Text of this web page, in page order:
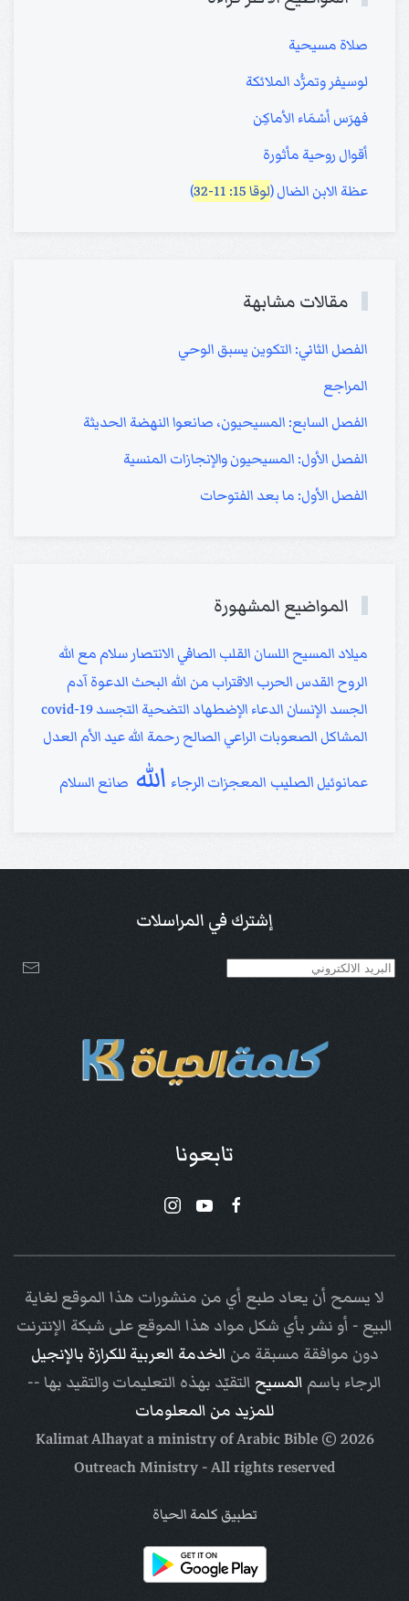
صلاة مسيحية
لوسيفر وتمرُّد الملائكة
فهرَس أسْمَاء الأماكِن
أقوال روحية مأثورة
عظة الابن الضال (لوقا 15: 11-32 )
مقالات مشابهة
الفصل الثاني: التكوين يسبق الوحي
المراجع
الفصل السابع: المسيحيون، صانعوا النهضة الحديثة
الفصل الأول: المسيحيون والإنجازات المنسية
الفصل الأول: ما بعد الفتوحات
المواضيع المشهورة
ميلاد المسيح اللسان القلب الصافي الانتصارسلام مع الله
الروح القدس الحرب الاقتراب من الله البحث الدعوةآدم
الجسد الإنسان الدعاء الإضطهاد التضحية التجسدcovid-19
المشاكل الصعوبات الراعي الصالح رحمة اللهعيد الأم العدل
عمانوئيل الصليب المعجزات الرجاء الله صانع السلام
إشترك في المراسلات
تابعونا
لا يسمح أن يعاد طبع أي من منشورات هذا الموقع لغاية
البيع - أو نشر بأي شكل مواد هذا الموقع على شبكة الإنترنت
دون موافقة مسبقة من الخدمة العربية للكرازة بالإنجيل
الرجاء باسم المسيح التقيّد بهذه التعليمات والتقيد بها --
للمزيد من المعلومات
2026
© Kalimat Alhayat a ministry of
Arabic Bible
Outreach Ministry- All rights reserved
تطبيق كلمة الحياة